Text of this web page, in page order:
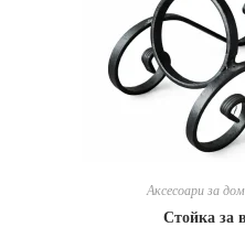
Аксесоари за
Стойка за